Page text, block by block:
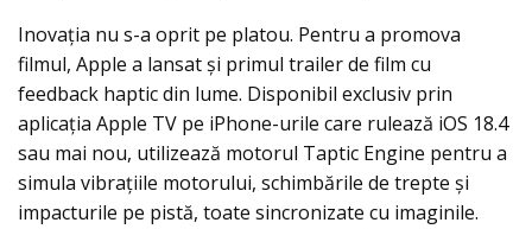
Inovația nu s-a oprit pe platou. Pentru a promova
filmul, Apple a lansat și primul trailer de film cu
feedback haptic din lume. Disponibil exclusiv prin
aplicația Apple TV pe iPhone-urile care rulează iOS 18.4
sau mai nou, utilizează motorul Taptic Engine pentru a
simula vibrațiile motorului, schimbările de trepte și
impacturile pe pistă, toate sincronizate cu imaginile.